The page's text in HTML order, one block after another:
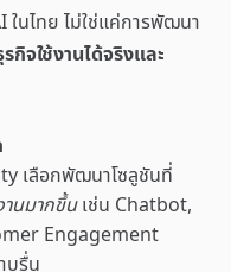
ในไทย ไม่ใช่แค่การพัฒนา
กิจใช้งานได้จริงและ
เลือกพัฒนาโซลูชันที่
านมากขึ้นเช่น Chatbot,
Engagement
บรื่น